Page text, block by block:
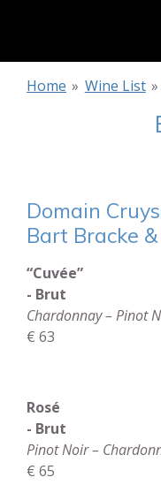
main
content
Home » Wine List »
Domain
Bart Bracke
“Cuvée”
- Brut
Chardonnay – Pinot
€ 63
Rosé
- Brut
Pinot Noir –
€ 65